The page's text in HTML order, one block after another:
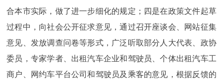
回到顶部
合本市实际，做了进一步细化的规定；四是在政策文件起草
过程中，向社会公开征求意见，通过召开座谈会、网站征集
意见、发放调查问卷等形式，广泛听取部分人大代表、政协
委员，专家学者、出租汽车企业和驾驶员、个体出租汽车工
商户、网约车平台公司和驾驶员及乘客的意见，根据反馈的